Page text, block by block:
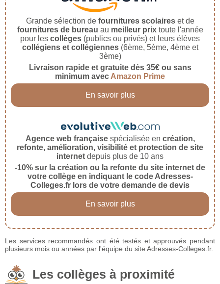
Grande sélection de fournitures scolaireset de
fournitures de bureau au meilleur prixtoute l'année
pour les collèges (publics ou privés) et leurs élèves
collégiens et collégiennes(6ème, 5ème, 4ème et
3ème)
Livraison rapide et gratuite dès 35€ ou sans
minimum avec Amazon Prime
En savoir plus
Agence web françaisespécialisée en création,
refonte, amélioration, visibilité et protection de site
internet depuis plus de 10 ans
-10% sur la création ou la refonte du site internet de
votre collège en indiquant le code Adresses-
Colleges.fr lors de votre demande de devis
En savoir plus
Les services recommandés ont été testés et approuvés pendant
plusieurs mois ou années par l'équipe du site Adresses-Colleges.fr.
Les collèges à proximité